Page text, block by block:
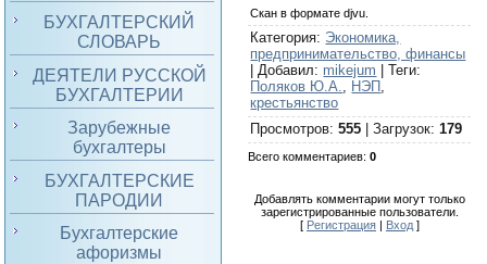
БУХГАЛТЕРСКИЙ
СЛОВАРЬ
ДЕЯТЕЛИ РУССКОЙ
БУХГАЛТЕРИИ
Зарубежные
бухгалтеры
БУХГАЛТЕРСКИЕ
ПАРОДИИ
Бухгалтерские
афоризмы
Скан в формате djvu.
Категория: Экономика,
предпринимательство, финансы
|Добавил: mikejum |Теги:
Поляков Ю.А., НЭП ,
крестьянство
Просмотров:555 |Загрузок:179
Всего комментариев:0
Добавлять комментарии могут только
зарегистрированные пользователи.
[ Регистрация| Вход]